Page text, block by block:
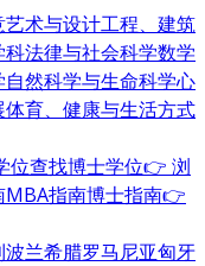
艺术与设计工程、建筑
科法律与社会科学数学
自然科学与生命科学心
体育、健康与生活方式
位查找博士学位👉 浏
MBA指南博士指南👉
波兰希腊罗马尼亚匈牙